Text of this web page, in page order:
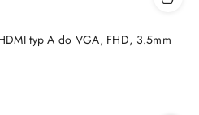
typ A do VGA, FHD, 3.5mm